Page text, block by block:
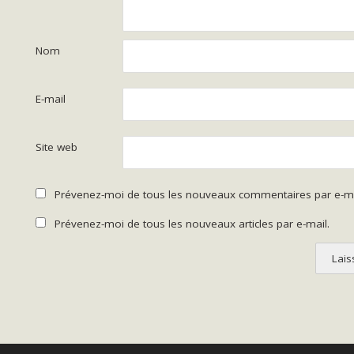
Nom
E-mail
Site web
Prévenez-moi de tous les nouveaux commentaires par e-
Prévenez-moi de tous les nouveaux articles par e-mail.